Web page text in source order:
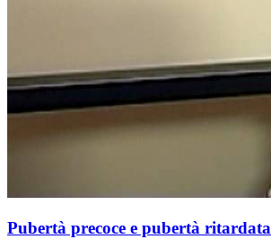
Pubertà precoce e pubertà ritardata